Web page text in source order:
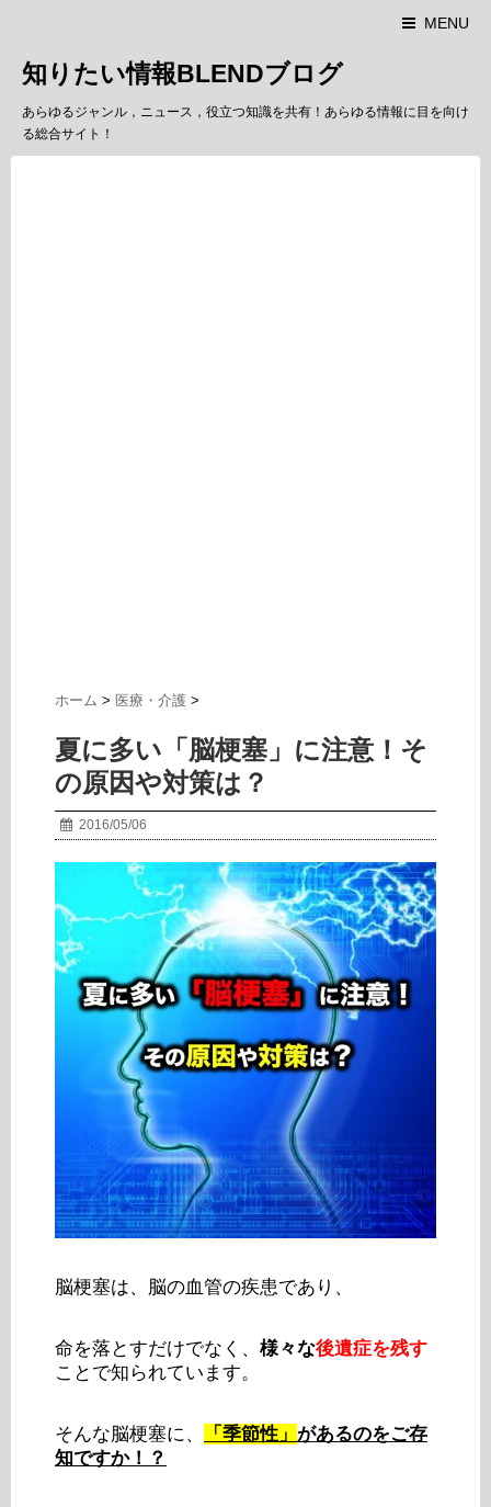
MENU
知りたい情報BLENDブログ
あらゆるジャンル，ニュース，役立つ知識を共有！あらゆる情報に目を向け
る総合サイト！
ホーム > 医療・介護 >
夏に多い「脳梗塞」に注意！そ
の原因や対策は？
2016/05/06
脳梗塞は、脳の血管の疾患であり、
命を落とすだけでなく、 様々な後遺症を残す
ことで知られています。
そんな脳梗塞に、 「季節性」 があるのをご存
知ですか！？